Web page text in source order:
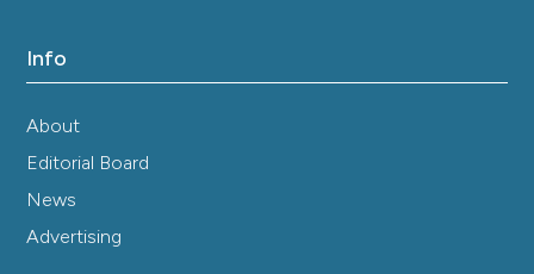
Info
About
Editorial Board
News
Advertising